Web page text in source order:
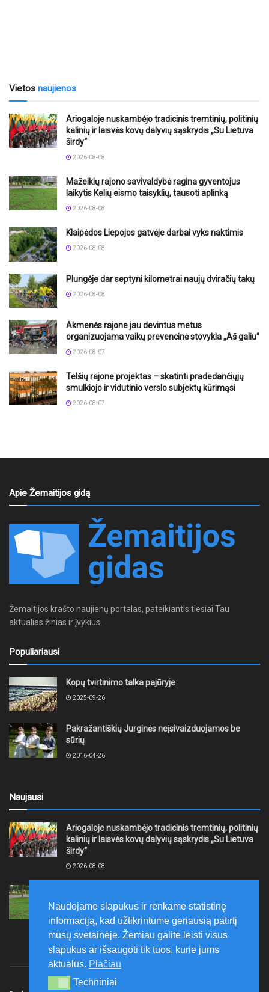
Vietos naujienos
Ariogaloje nuskambėjo tradicinis tremtinių, politinių
kalinių ir laisvės kovų dalyvių sąskrydis „Su Lietuva
širdy“
2026-08-08
Mažeikių rajono savivaldybė ragina gyventojus
laikytis Kelių eismo taisyklių, tausoti aplinką
2026-08-08
Klaipėdos Liepojos gatvėje darbai vyks naktimis
2026-08-08
Plungėje dar septyni kilometrai naujų dviračių takų
2026-08-08
Akmenės rajone jau devintus metus
organizuojama vaikų prevencinė stovykla „Aš galiu“
2026-08-07
Telšių rajone projektas – skatinti pradedančiųjų
smulkiojo ir vidutinio verslo subjektų kūrimąsi
2026-08-07
Apie Žemaitijos gidą
Žemaitijos krašto naujienų portalas, pateikiantis tiesiai Tau
aktualias žinias ir įvykius.
Populiariausi
Kopų tvirtinimo talka pajūryje
2025-09-26
Pakražantiškių Jurginės neįsivaizduojamos be
sūrių
2016-04-26
Naujausi
Ariogaloje nuskambėjo tradicinis tremtinių, politinių
kalinių ir laisvės kovų dalyvių sąskrydis „Su Lietuva
širdy“
2026-08-08
laikytis Kelių eismo taisyklių, tausoti aplinką
2026-08-08
Naudojame slapukus ir renkame statistinę
informaciją, kad užtikrintume geriausią patirtį
mūsų svetainėje. Žemiau galite leisti visus
slapukus ar išsaugoti tik tuos, kurie jums
aktualūs. Plačiau
Techniniai
Techniniai